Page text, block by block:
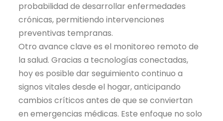
probabilidad de desarrollar enfermedades
crónicas, permitiendo intervenciones
preventivas tempranas.
Otro avance clave es el monitoreo remoto de
la salud. Gracias a tecnologías conectadas,
hoy es posible dar seguimiento continuo a
signos vitales desde el hogar, anticipando
cambios críticos antes de que se conviertan
en emergencias médicas. Este enfoque no solo